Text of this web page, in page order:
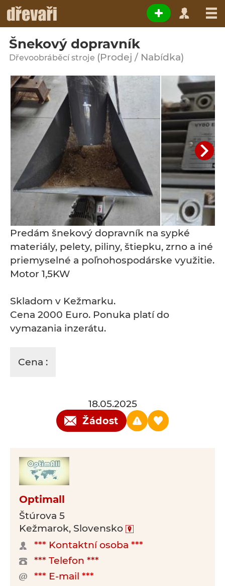
Šnekový dopravník
Dřevoobráběcí stroje (Prodej / Nabídka)
Predám šnekový dopravník na sypké
materiály, pelety, piliny, štiepku, zrno a iné
priemyselné a poľnohospodárske využitie.
Motor 1,5KW
Skladom v Kežmarku.
Cena 2000 Euro. Ponuka platí do
vymazania inzerátu.
Cena :
18.05.2025
Žádost
Optimall
Štúrova 5
Kežmarok, Slovensko
*** Kontaktní osoba ***
*** Telefon ***
*** E-mail ***